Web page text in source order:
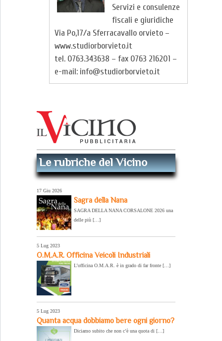
Servizi e consulenze
fiscali e giuridiche
Via Po,17/a Sferracavallo orvieto –
www.studiorborvieto.it
tel. 0763.343638 – fax 0763 216201 –
e-mail: info@studiorborvieto.it
Le rubriche del Vicino
17 Giu 2026
Sagra della Nana
SAGRA DELLA NANA CORSALONE 2026 una
delle più […]
5 Lug 2023
O.M.A.R. Officina Veicoli Industriali
L’officina O.M.A.R. è in grado di far fronte […]
5 Lug 2023
Quanta acqua dobbiamo bere ogni giorno?
Diciamo subito che non c’è una quota di […]